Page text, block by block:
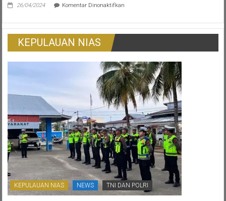
Tradisional
26/04/2024 Komentar Dinonaktifkan
Korban
Surat
Gambaran
Daerah
Yang
Ternoda
KEPULAUAN NIAS
KEPULAUAN NIAS NEWS TNI DAN POLRI